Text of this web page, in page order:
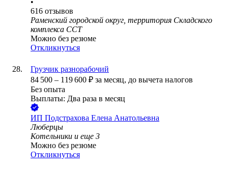
•
616 отзывов
Раменский городской округ, территория Складского
комплекса ССТ
Можно без резюме
Откликнуться
Грузчик разнорабочий
84 500 – 119 600 ₽ за месяц, до вычета налогов
Без опыта
Выплаты: Два раза в месяц
ИП Подстрахова Елена Анатольевна
Люберцы
Котельники и еще 3
Можно без резюме
Откликнуться